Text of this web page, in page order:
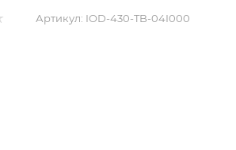
Артикул: IOD-430-TB-04I000